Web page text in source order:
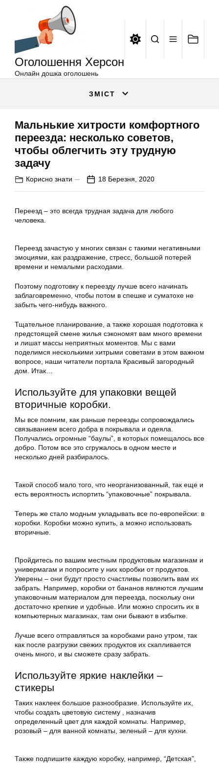
Оголошення Херсон
Онлайн дошка оголошень
ЗМІСТ
Мальнькие хитрости комфортного
переезда: несколько советов,
чтобы облегчить эту трудную
задачу
Корисно знати 18 Березня, 2020
Переезд – это всегда трудная задача для любого
человека.
Переезд зачастую у многих связан с такими негативными
эмоциями, как раздражение, стресс, большой потерей
времени и немалыми расходами.
Поэтому подготовку к переезду лучше всего начинать
заблаговременно, чтобы потом в спешке и суматохе не
забыть чего-нибудь важного.
Тщательное планирование, а также хорошая подготовка к
предстоящей смене жилья сэкономят вам много времени
и лишат массы неприятных моментов. Мы с вами
поделимся несколькими хитрыми советами в этом важном
вопросе, наши читатели портала Красивый загородный
дом. Итак…
Используйте для упаковки вещей
вторичные коробки.
Мы все помним, как раньше переезды сопровождались
связыванием всего добра в покрывала и одеяла.
Получались огромные “баулы”, в которых помещалось все
добро. Потом все это сгружалось в одном месте и
несколько дней разбиралось.
Такой способ мало того, что неорганизованный, так еще и
есть вероятность испортить “упаковочные” покрывала.
Теперь же стало модным укладывать все по-европейски: в
коробки. Коробки можно купить, а можно использовать
вторичные.
Пройдитесь по вашим местным продуктовым магазинам и
универмагам и попросите у них коробки от продуктов.
Уверены – они будут просто счастливы позволить вам их
забрать. Например, коробки от бананов являются лучшим
упаковочным материалом для переезда, поскольку они
достаточно крепкие и удобные. Или можно спросить их в
компьютерных магазинах, там они бывают в избытке.
Лучше всего отправляться за коробками рано утром, так
как после разгрузки свежих продуктов их скапливается
очень много, и вы сможете сразу забрать.
Используйте яркие наклейки –
стикеры
Таких наклеек большое разнообразие. Используйте их,
чтобы создать цветовую систему , назначив
определенный цвет для каждой комнаты. Например,
розовый – для ванной комнаты, зеленый – для кухни.
Также подпишите каждую коробку, например, “Детская”,